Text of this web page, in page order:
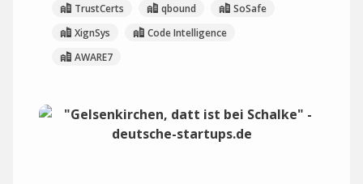
TrustCerts qbound
SoSafe
XignSys
Code Intelligence
AWARE7